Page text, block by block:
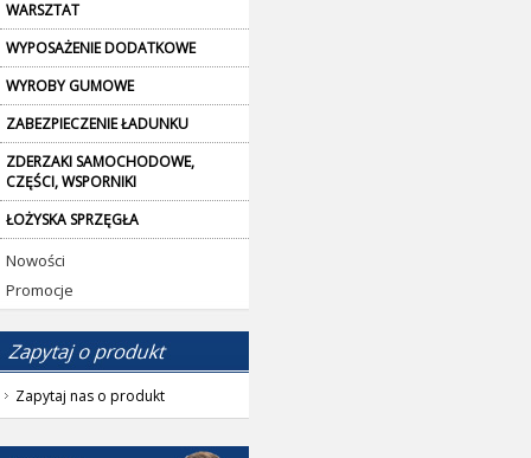
WARSZTAT
WYPOSAŻENIE DODATKOWE
WYROBY GUMOWE
ZABEZPIECZENIE ŁADUNKU
ZDERZAKI SAMOCHODOWE,
CZĘŚCI, WSPORNIKI
ŁOŻYSKA SPRZĘGŁA
Nowości
Promocje
Zapytaj nas o produkt